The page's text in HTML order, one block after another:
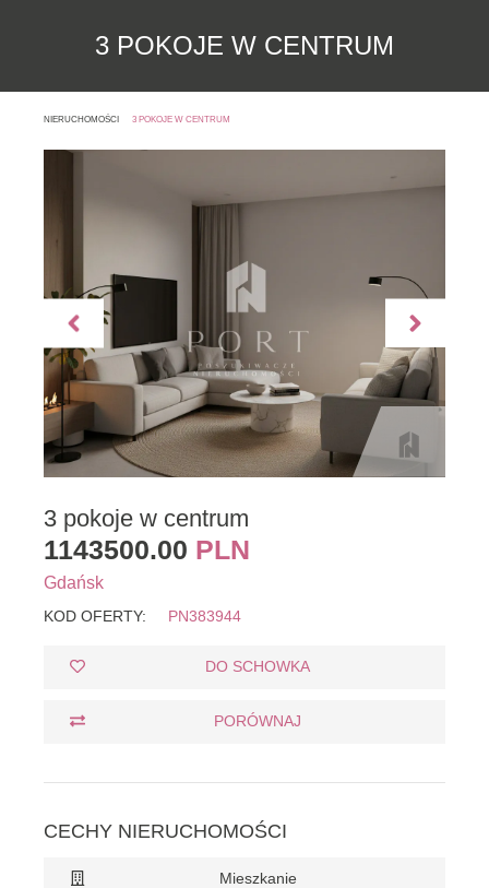
3 POKOJE W CENTRUM
NIERUCHOMOŚCI 3 POKOJE W CENTRUM
3 pokoje w centrum
1143500.00 PLN
Gdańsk
KOD OFERTY: PN383944
DO SCHOWKA
PORÓWNAJ
CECHY NIERUCHOMOŚCI
Mieszkanie